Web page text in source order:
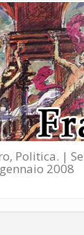
Politica. |
2008